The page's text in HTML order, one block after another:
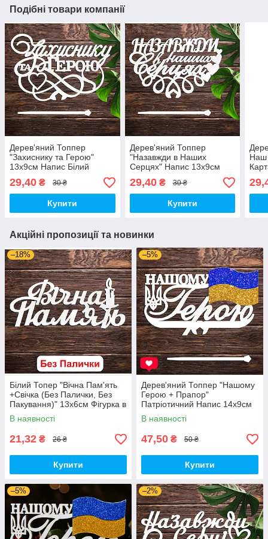
Подібні товари компанії
Дерев'яний Топпер
"Захиснику та Герою"
13х9см Напис Білий
Топер для Торта, у Букет
Квіти Фігурка для
Військового України
29,40 ₴ 30 ₴
Купити
Дерев'яний Топпер
"Назавжди в Наших
Серцях" Напис 13х9см
Білий Топер для Торта, у
Букет Квіти Фігурка
Захиснику
29,40₴ 30 ₴
Купити
Наш
Акційні пропозиції та новинки
–18%
Білий Топер "Вічна Пам'ять
+Свічка (Без Палички, Без
Пакування)" 13х6см Фігурка в
Букет Квіти Напис для Торта
з ЛДВП Військовому
В наявності
21,32 ₴ 26 ₴
Купити
–5%
Дерев'яний Топпер "Нашому
Герою + Прапор"
Патріотичний Напис 14х9см
Білий Топер для Торта, у
Букет Квіти Фігурка Захиснику
України
В наявності
47,50 ₴ 50 ₴
Купити
–5% –2%